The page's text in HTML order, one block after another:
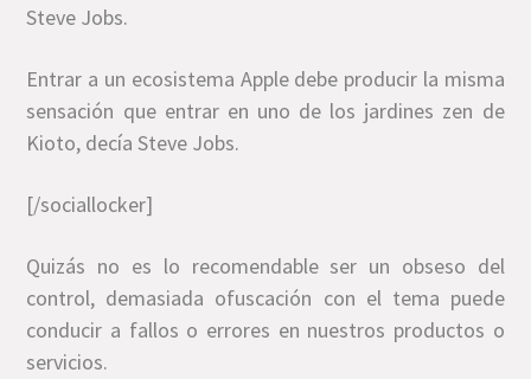
Steve Jobs.
Entrar a un ecosistema Apple debe producir la misma
sensación que entrar en uno de los jardines zen de
Kioto, decía Steve Jobs.
[/sociallocker]
Quizás no es lo recomendable ser un obseso del
control, demasiada ofuscación con el tema puede
conducir a fallos o errores en nuestros productos o
servicios.